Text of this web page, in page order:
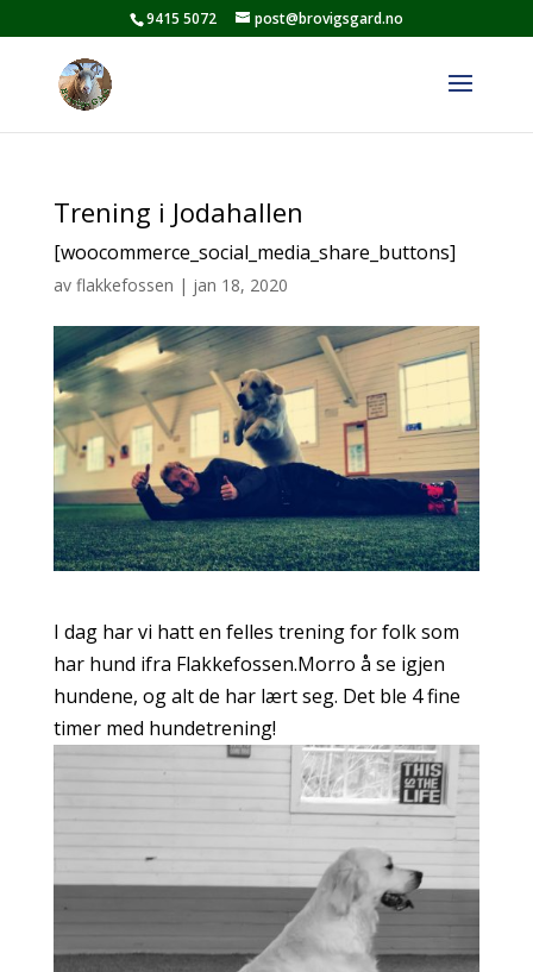
9415 5072 post@brovigsgard.no
Trening i Jodahallen
[woocommerce_social_media_share_buttons]
av flakkefossen | jan 18, 2020
I dag har vi hatt en felles trening for folk som
har hund ifra Flakkefossen.Morro å se igjen
hundene, og alt de har lært seg. Det ble 4 fine
timer med hundetrening!